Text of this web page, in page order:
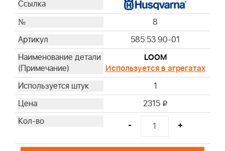
8
585 53 90-01
LOOM
Используется в агрегатах
1
2315 i
- +